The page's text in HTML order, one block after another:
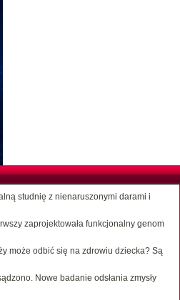
studnię z nienaruszonymi darami i
zaprojektowała funkcjonalny genom
może odbić się na zdrowiu dziecka? Są
Nowe badanie odsłania zmysły